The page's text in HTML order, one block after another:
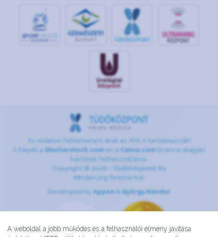
A weboldal a jobb működés és a felhasználói élmény javítása
SPORT
Az oldalon feltüntetett árak az ÁFÁ-t tartalmazzák!
A képek a Shutterstock.com és a Canva.com licence alapján
kerültek felhasználásra.
Copyright © 2026 •
Tüdőközpont.hu
Minden jog fenntartva.
Developed by Appon& György Nándor